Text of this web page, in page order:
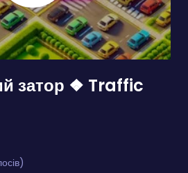
затор ❖ Traffic